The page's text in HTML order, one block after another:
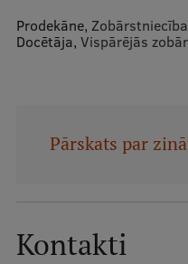
Kontakti
Mobile
galvenā
Studiju iespējas
Prodekāne,
Docētāja, Vispārējās
Pārskats par
Kontakti